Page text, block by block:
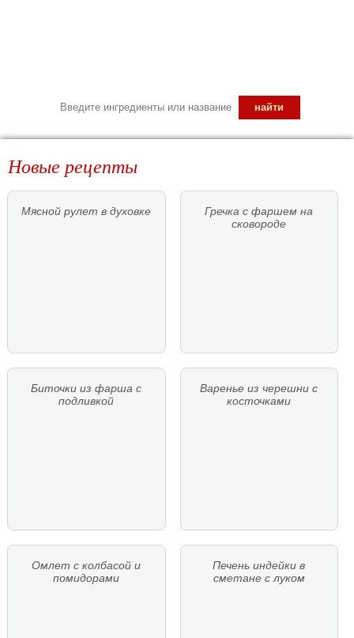
Новые рецепты
Мясной рулет в духовке
Гречка с фаршем на
сковороде
Биточки из фарша с
подливкой
Варенье из черешни с
косточками
Омлет с колбасой и
помидорами
Печень индейки в
сметане с луком